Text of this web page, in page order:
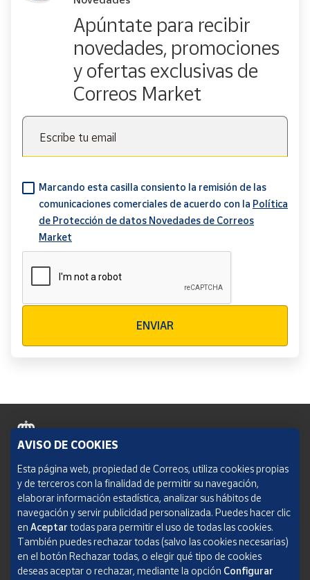
Apúntate para recibir
novedades, promociones
y ofertas exclusivas de
Correos Market
Escribe tu email
Marcando esta casilla consiento la remisión de las
comunicaciones comerciales de acuerdo con la Política
de Protección de datos Novedades de Correos
Market
ENVIAR
Política de cookies
Aviso legal
Condiciones del servicio
Política de Privacidad Web
AVISO DE COOKIES
Esta página web, propiedad de Correos, utiliza cookies propias
y de terceros con la finalidad de permitir su navegación,
elaborar información estadística, analizar sus hábitos de
navegación y servir publicidad personalizada. Puedes hacer clic
en Aceptar todas para permitir el uso de todas las cookies.
También puedes rechazar todas (salvo las cookies necesarias)
en el botón Rechazar todas, o elegir qué tipo de cookies
deseas aceptar o rechazar, mediante la opción Configurar